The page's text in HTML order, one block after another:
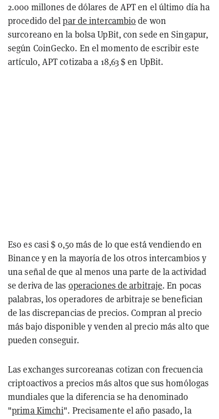
2.000 millones de dólares de APT en el último día ha
procedido delpar de intercambio de won
surcoreano en la bolsa UpBit, con sede en Singapur,
según CoinGecko. En el momento de escribir este
artículo, APT cotizaba a 18,63 $ en UpBit.
Eso es casi $ 0,50 más de lo que está vendiendo en
Binance y en la mayoría de los otros intercambios y
una señal de que al menos una parte de la actividad
se deriva de las operaciones de arbitraje. En pocas
palabras, los operadores de arbitraje se benefician
de las discrepancias de precios. Compran al precio
más bajo disponible y venden al precio más alto que
pueden conseguir.
Las exchanges surcoreanas cotizan con frecuencia
criptoactivos a precios más altos que sus homólogas
mundiales que la diferencia se ha denominado
"prima Kimchi". Precisamente el año pasado, la